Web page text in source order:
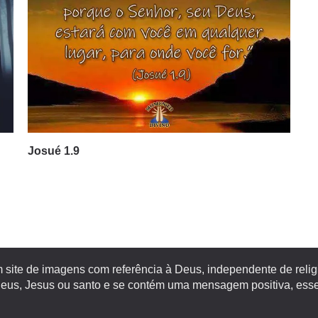
Josué 1.9
site de imagens com referência à Deus, independente de
Jesus ou santo e se contém uma mensagem positiva,